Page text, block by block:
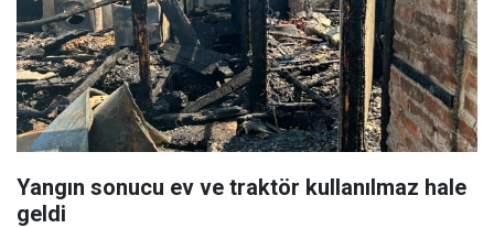
Yangın sonucu ev ve traktör kullanılmaz hale
geldi